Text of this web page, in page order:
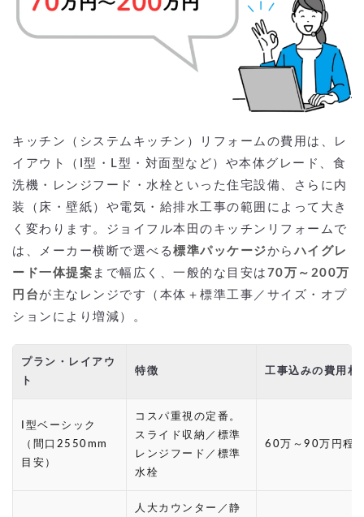
キッチン（システムキッチン）リフォームの費用は、レ
イアウト（I型・L型・対面型など）や本体グレード、食
洗機・レンジフード・水栓といった住宅設備、さらに内
装（床・壁紙）や電気・給排水工事の範囲によって大き
く変わります。ジョイフル本田のキッチンリフォームで
は、メーカー横断で選べる 標準パッケージからハイグレ
ード一体提案 まで幅広く、一般的な目安は 70万～200万
円台 が主なレンジです（本体＋標準工事／サイズ・オプ
ションにより増減）。
プラン・レイアウ
ト
特徴 工事込みの費用相
I型ベーシック
（間口2550mm
目安）
コスパ重視の定番。
スライド収納／標準
レンジフード／標準
水栓
60万～90万円程
人大カウンター／静